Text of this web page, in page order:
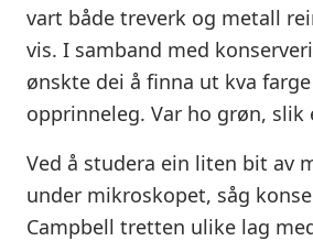
vart både treverk og metall
vis. I samband med
ønskte dei å finna ut kva
opprinneleg. Var ho grøn, slik
Ved å studera ein liten bit av
under mikroskopet, såg
Campbell tretten ulike lag